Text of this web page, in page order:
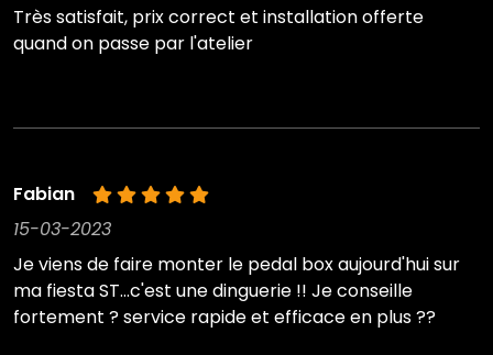
Très satisfait, prix correct et installation offerte
quand on passe par l'atelier
Fabian
15-03-2023
Je viens de faire monter le pedal box aujourd'hui sur
ma fiesta ST...c'est une dinguerie !! Je conseille
fortement ? service rapide et efficace en plus ??